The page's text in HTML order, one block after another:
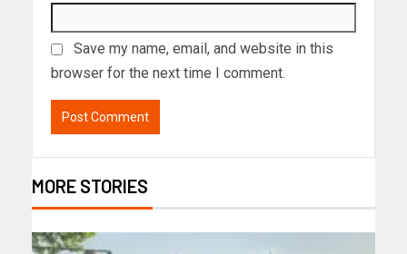
Save my name, email, and website in this
browser for the next time I comment.
MORE STORIES